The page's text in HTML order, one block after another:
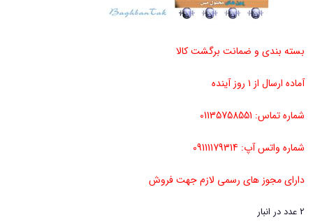
بسته بندی و ضمانت برگشت کالا
آماده ارسال از ۱ روز آینده
شماره تماس: 01135758551
شماره واتس آپ: 09111179314
دارای مجوز های رسمی لازم جهت فروش
2 عدد در انبار